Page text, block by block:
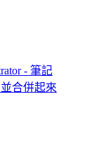
- 筆記
合併起來